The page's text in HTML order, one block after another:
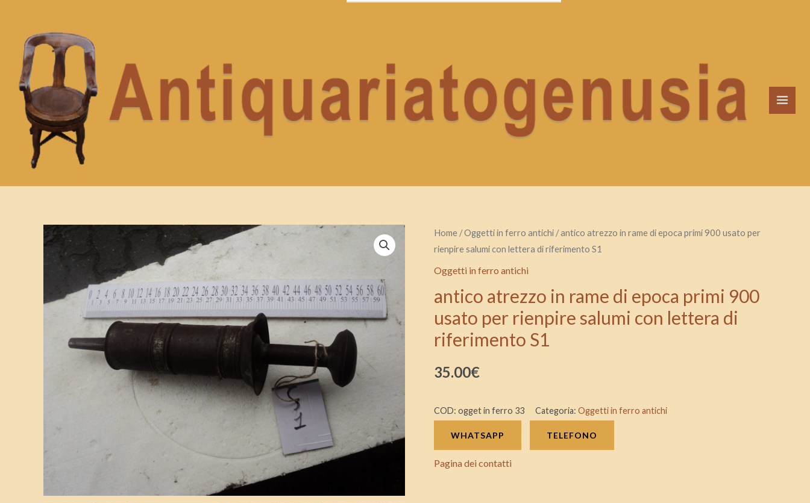
Home /Oggetti in ferro antichi / antico atrezzo in rame di epoca primi 900 usato per
rienpire salumi con lettera di riferimento S1
Oggetti in ferro antichi
antico atrezzo in rame di epoca primi 900
usato per rienpire salumi con lettera di
riferimento S1
35.00€
antico
atrezzo
in
di
epoca
primi
usato
rienpire
lettera
COD: ogget in ferro 33 Categoria: Oggetti in ferro antichi
WHATSAPP TELEFONO
Pagina dei contatti